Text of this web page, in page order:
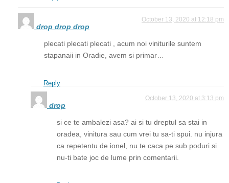
drop drop drop
October 13, 2020 at 12:18 pm
plecati plecati plecati , acum noi viniturile suntem
stapanaii in Oradie, avem si primar…
Reply
drop
October 13, 2020 at 3:13 pm
si ce te ambalezi asa? ai si tu dreptul sa stai in
oradea, vinitura sau cum vrei tu sa-ti spui. nu injura
ca repetentu de ionel, nu te caca pe sub poduri si
nu-ti bate joc de lume prin comentarii.